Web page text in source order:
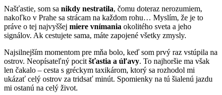
Našťastie, som sa nikdy nestratila, čomu doteraz nerozumiem,
nakoľko v Prahe sa strácam na každom rohu… Myslím, že je to
práve o tej najvyššej miere vnímania okolitého sveta a jeho
signálov. Ak cestujete sama, máte zapojené všetky zmysly.
Najsilnejším momentom pre mňa bolo, keď som prvý raz vstúpila na
ostrov. Neopísateľný pocit šťastia a úľavy. To najhoršie ma však
len čakalo – cesta s gréckym taxikárom, ktorý sa rozhodol mi
ukázať celý ostrov za tridsať minút. Spomienky na tú šialenú jazdu
mi ostanú na celý život.